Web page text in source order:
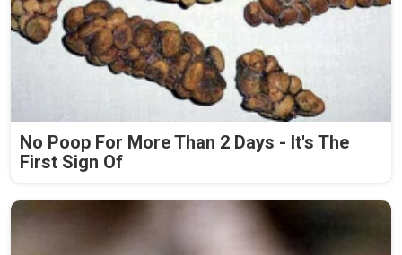
No Poop For More Than 2 Days - It's The
First Sign Of